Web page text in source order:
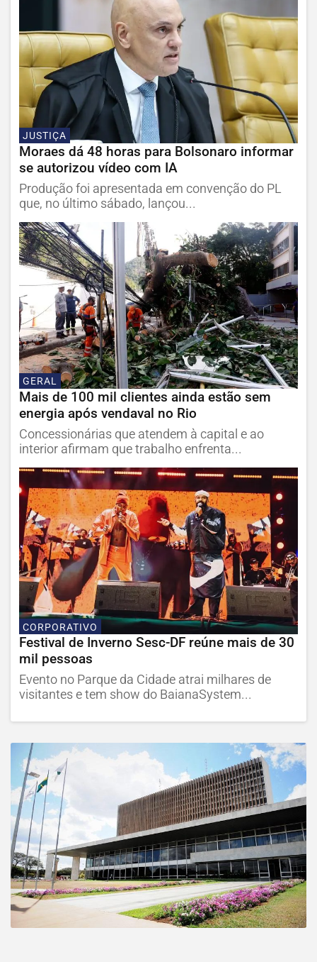
JUSTIÇA
Moraes dá 48 horas para Bolsonaro informar
se autorizou vídeo com IA
Produção foi apresentada em convenção do PL
que, no último sábado, lançou...
GERAL
Mais de 100 mil clientes ainda estão sem
energia após vendaval no Rio
Concessionárias que atendem à capital e ao
interior afirmam que trabalho enfrenta...
CORPORATIVO
Festival de Inverno Sesc-DF reúne mais de 30
mil pessoas
Evento no Parque da Cidade atrai milhares de
visitantes e tem show do BaianaSystem...